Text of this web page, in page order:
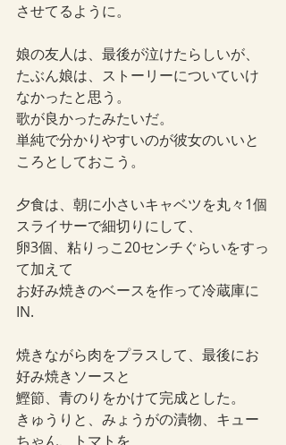
させてるように。
娘の友人は、最後が泣けたらしいが、
たぶん娘は、ストーリーについていけ
なかったと思う。
歌が良かったみたいだ。
単純で分かりやすいのが彼女のいいと
ころとしておこう。
夕食は、朝に小さいキャベツを丸々1個
スライサーで細切りにして、
卵3個、粘りっこ20センチぐらいをすっ
て加えて
お好み焼きのベースを作って冷蔵庫に
IN.
焼きながら肉をプラスして、最後にお
好み焼きソースと
鰹節、青のりをかけて完成とした。
きゅうりと、みょうがの漬物、キュー
ちゃん、トマトを